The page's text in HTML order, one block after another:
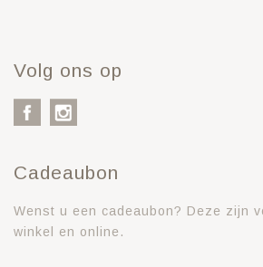
Volg ons op
Cadeaubon
Wenst u een cadeaubon? Deze zijn
winkel en online.